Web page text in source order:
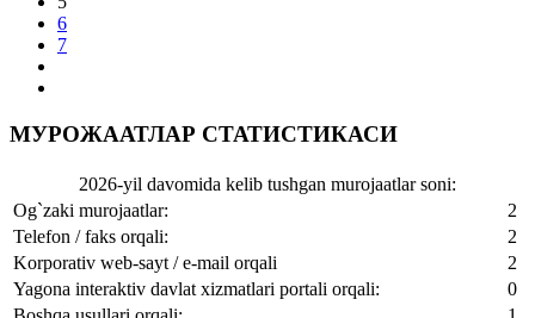
6
7
МУРОЖААТЛАР СТАТИСТИКАСИ
2026-yil davomida kelib tushgan murojaatlar soni:
Og`zaki murojaatlar:
2
Telefon / faks orqali:
2
Korporativ web-sayt / e-mail orqali
2
Yagona interaktiv davlat xizmatlari portali orqali:
0